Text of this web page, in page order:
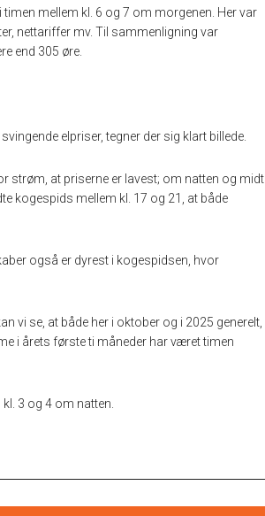
mellem kl. 6 og 7 om morgenen. Her var
nettariffer mv. Til sammenligning var
end 305 øre.
elpriser, tegner der sig klart billede.
strøm, at priserne er lavest; om natten og midt
kogespids mellem kl. 17 og 21, at både
også er dyrest i kogespidsen, hvor
vi se, at både her i oktober og i 2025 generelt,
i årets første ti måneder har været timen
3 og 4 om natten.